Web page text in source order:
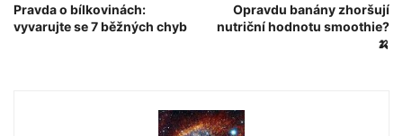
Pravda o bílkovinách:
vyvarujte se 7 běžných chyb
Opravdu banány zhoršují
nutriční hodnotu smoothie?
🍌